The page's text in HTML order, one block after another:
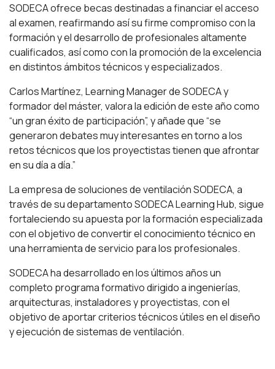
SODECA ofrece becas destinadas a financiar el acceso
al examen, reafirmando así su firme compromiso con la
formación y el desarrollo de profesionales altamente
cualificados, así como con la promoción de la excelencia
en distintos ámbitos técnicos y especializados.
Carlos Martínez, Learning Manager de SODECA y
formador del máster, valora la edición de este año como
“un gran éxito de participación”, y añade que “se
generaron debates muy interesantes en torno a los
retos técnicos que los proyectistas tienen que afrontar
en su día a día.”
La empresa de soluciones de ventilación SODECA, a
través de su departamento SODECA Learning Hub, sigue
fortaleciendo su apuesta por la formación especializada
con el objetivo de convertir el conocimiento técnico en
una herramienta de servicio para los profesionales.
SODECA ha desarrollado en los últimos años un
completo programa formativo dirigido a ingenierías,
arquitecturas, instaladores y proyectistas, con el
objetivo de aportar criterios técnicos útiles en el diseño
y ejecución de sistemas de ventilación.